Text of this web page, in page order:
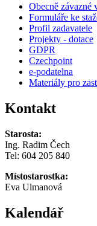
Obecně závazné
Formuláře ke
Profil zadavatele
Projekty - dotace
GDPR
Czechpoint
e-podatelna
Materiály pro
Kontakt
Starosta:
Ing. Radim Čech
Tel: 604 205 840
Místostarostka:
Eva Ulmanová
Kalendář